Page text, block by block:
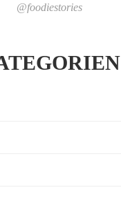
@foodiestories